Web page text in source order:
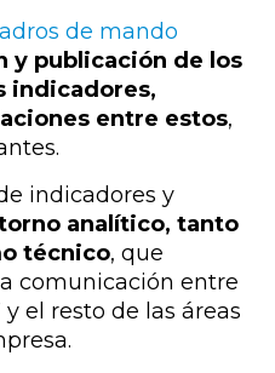
de mando
y publicación de los
indicadores,
entre estos,
indicadores y
analítico, tanto
técnico, que
comunicación entre
el resto de las áreas